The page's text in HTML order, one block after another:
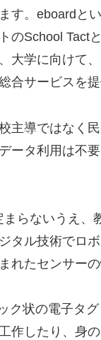
す。eboardと
のSchool Tact
大学に向けて
合サービスを提
主導ではなく
ータ利用は不
らないうえ、
タル技術でロ
れたセンサー
ク状の電子タ
作したり、身